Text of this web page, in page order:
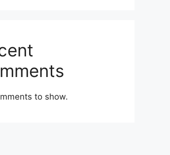
to show.